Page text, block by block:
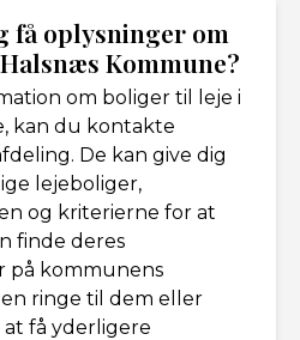
få oplysninger om
Kommune?
om boliger til leje i
kan du kontakte
De kan give dig
lejeboliger,
og kriterierne for at
finde deres
på kommunens
ringe til dem eller
få yderligere